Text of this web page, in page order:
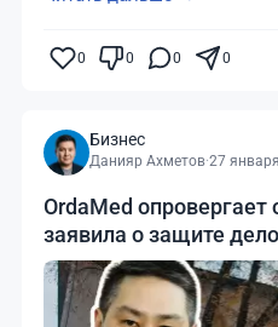
0 0 0 0
Бизнес
Данияр Ахметов·27
OrdaMed
заявила о защите